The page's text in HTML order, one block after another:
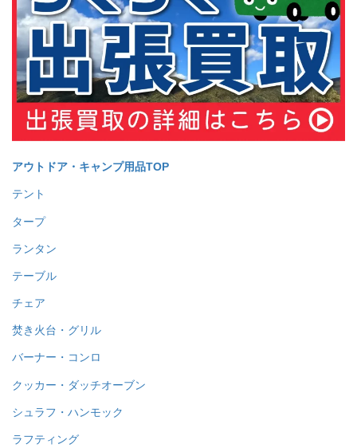
アウトドア・キャンプ用品TOP
テント
タープ
ランタン
テーブル
チェア
焚き火台・グリル
バーナー・コンロ
クッカー・ダッチオーブン
シュラフ・ハンモック
ラフティング